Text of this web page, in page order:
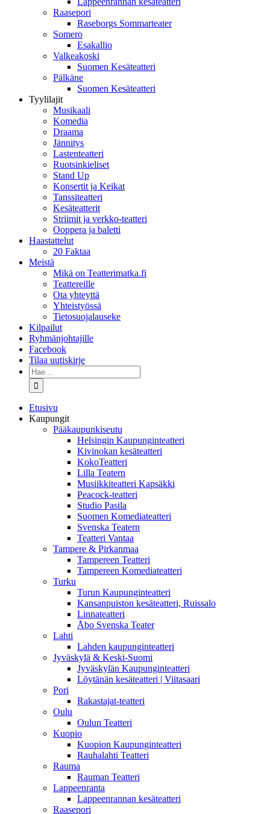
Raasepori
Raseborgs Sommarteater
Somero
Esakallio
Valkeakoski
Suomen Kesäteatteri
Pälkäne
Suomen Kesäteatteri
Tyylilajit
Musikaali
Komedia
Draama
Jännitys
Lastenteatteri
Ruotsinkieliset
Stand Up
Konsertit ja Keikat
Tanssiteatteri
Kesäteatterit
Striimit ja verkko-teatteri
Ooppera ja baletti
Haastattelut
20 Faktaa
Meistä
Mikä on Teatterimatka.fi
Teattereille
Ota yhteyttä
Yhteistyössä
Tietosuojalauseke
Kilpailut
Ryhmänjohtajille
Facebook
Tilaa uutiskirje
Etsi
...
Etusivu
Kaupungit
Pääkaupunkiseutu
Helsingin Kaupunginteatteri
Kivinokan kesäteatteri
KokoTeatteri
Lilla Teatern
Musiikkiteatteri Kapsäkki
Peacock-teatteri
Studio Pasila
Suomen Komediateatteri
Svenska Teatern
Teatteri Vantaa
Tampere & Pirkanmaa
Tampereen Teatteri
Tampereen Komediateatteri
Turku
Turun Kaupunginteatteri
Kansanpuiston kesäteatteri, Ruissalo
Linnateatteri
Åbo Svenska Teater
Lahti
Lahden kaupunginteatteri
Jyväskylä & Keski-Suomi
Jyväskylän Kaupunginteatteri
Löytänän kesäteatteri | Viitasaari
Pori
Rakastajat-teatteri
Oulu
Oulun Teatteri
Kuopio
Kuopion Kaupunginteatteri
Rauhalahti Teatteri
Rauma
Rauman Teatteri
Lappeenranta
Lappeenrannan kesäteatteri
Raasepori